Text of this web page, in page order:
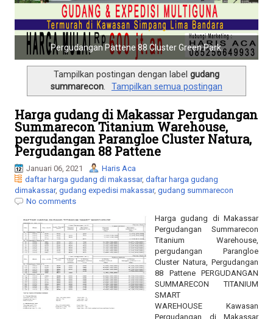
o
n
Pergudangan Pattene88 Biz Park.
Tampilkan postingan dengan labelgudang
summarecon . Tampilkan semua postingan
Harga gudang di Makassar Pergudangan
Summarecon Titanium Warehouse,
Pergudangan 88 Pattene
Januari 06, 2021
Haris Aca
daftar harga gudang di makassar,daftar harga gudang
dimakassar,gudang expedisi makassar,gudang summarecon
No comments
Harga gudang di Makassar
Pergudangan Summarecon
pergudangan Parangloe
Cluster Natura, Pergudangan
88 Pattene PERGUDANGAN
SUMMARECON TITANIUM
SMART
WAREHOUSE Kawasan
Pergudangan di Makassar
mengalami perkembangan dan 3 lokasi kawawan pergudangan di
Makassar yang menjadi...